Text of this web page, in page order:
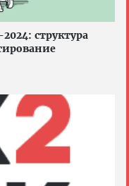
структура